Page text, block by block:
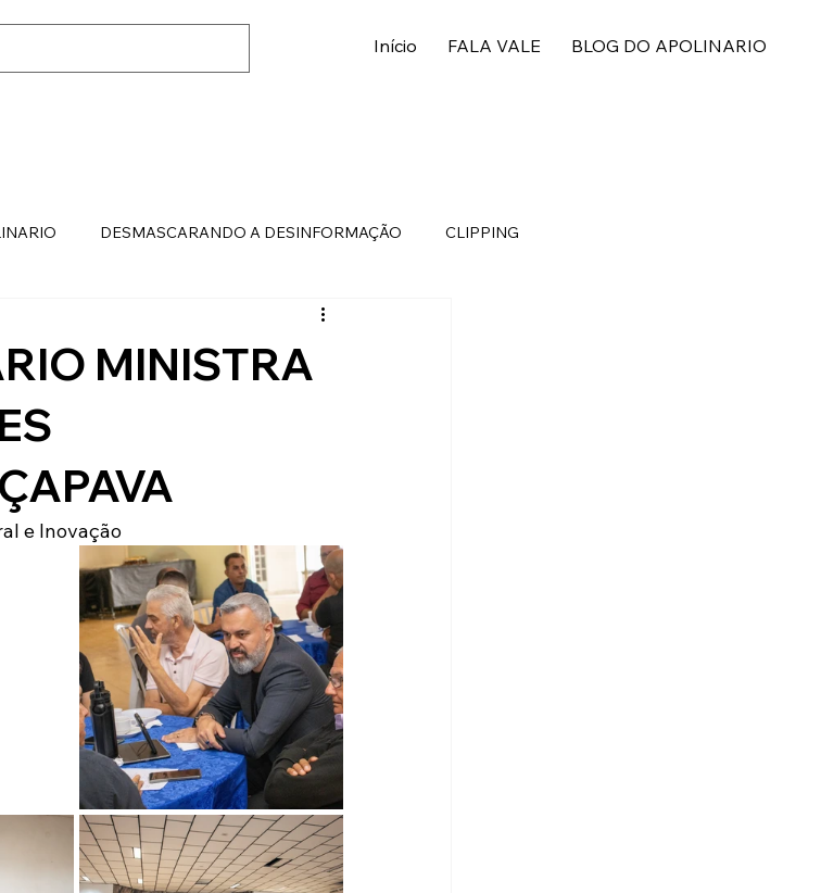
Início FALA VALE BLOG DO APOLINARIO
DESMASCARANDO A DESINFORMAÇÃO CLIPPING
MINISTRA
e Inovação